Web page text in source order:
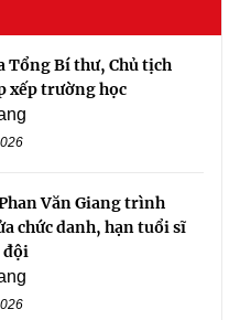
Tổng Bí thư, Chủ tịch
xếp trường học
Văn Giang trình
chức danh, hạn tuổi sĩ
đội